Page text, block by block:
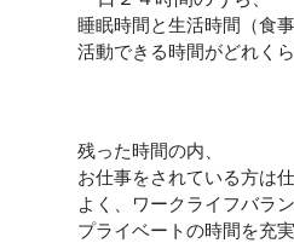
睡眠時間と生活時間（食
活動できる時間がどれく
残った時間の内、
お仕事をされている方は
よく、ワークライフバラ
プライベートの時間を充